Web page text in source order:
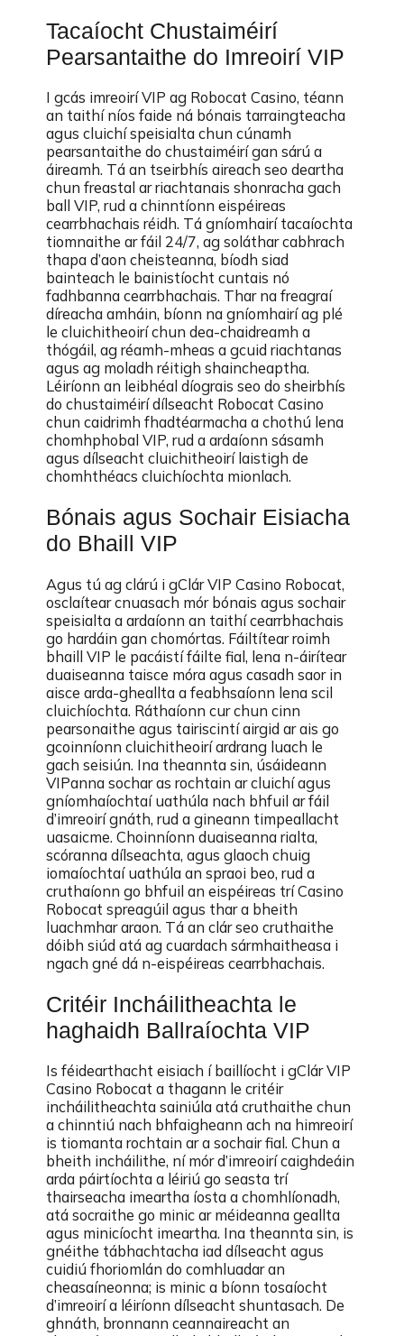
Tacaíocht Chustaiméirí
Pearsantaithe do Imreoirí VIP
I gcás imreoirí VIP ag Robocat Casino, téann
an taithí níos faide ná bónais tarraingteacha
agus cluichí speisialta chun cúnamh
pearsantaithe do chustaiméirí gan sárú a
áireamh. Tá an tseirbhís aireach seo deartha
chun freastal ar riachtanais shonracha gach
ball VIP, rud a chinntíonn eispéireas
cearrbhachais réidh. Tá gníomhairí tacaíochta
tiomnaithe ar fáil 24/7, ag soláthar cabhrach
thapa d’aon cheisteanna, bíodh siad
bainteach le bainistíocht cuntais nó
fadhbanna cearrbhachais. Thar na freagraí
díreacha amháin, bíonn na gníomhairí ag plé
le cluichitheoirí chun dea-chaidreamh a
thógáil, ag réamh-mheas a gcuid riachtanas
agus ag moladh réitigh shaincheaptha.
Léiríonn an leibhéal díograis seo do sheirbhís
do chustaiméirí dílseacht Robocat Casino
chun caidrimh fhadtéarmacha a chothú lena
chomhphobal VIP, rud a ardaíonn sásamh
agus dílseacht cluichitheoirí laistigh de
chomhthéacs cluichíochta mionlach.
Bónais agus Sochair Eisiacha
do Bhaill VIP
Agus tú ag clárú i gClár VIP Casino Robocat,
osclaítear cnuasach mór bónais agus sochair
speisialta a ardaíonn an taithí cearrbhachais
go hardáin gan chomórtas. Fáiltítear roimh
bhaill VIP le pacáistí fáilte fial, lena n-áirítear
duaiseanna taisce móra agus casadh saor in
aisce arda-gheallta a feabhsaíonn lena scil
cluichíochta. Ráthaíonn cur chun cinn
pearsonaithe agus tairiscintí airgid ar ais go
gcoinníonn cluichitheoirí ardrang luach le
gach seisiún. Ina theannta sin, úsáideann
VIPanna sochar as rochtain ar cluichí agus
gníomhaíochtaí uathúla nach bhfuil ar fáil
d’imreoirí gnáth, rud a gineann timpeallacht
uasaicme. Choinníonn duaiseanna rialta,
scóranna dílseachta, agus glaoch chuig
iomaíochtaí uathúla an spraoi beo, rud a
cruthaíonn go bhfuil an eispéireas trí Casino
Robocat spreagúil agus thar a bheith
luachmhar araon. Tá an clár seo cruthaithe
dóibh siúd atá ag cuardach sármhaitheasa i
ngach gné dá n-eispéireas cearrbhachais.
Critéir Incháilitheachta le
haghaidh Ballraíochta VIP
Is féidearthacht eisiach í baillíocht i gClár VIP
Casino Robocat a thagann le critéir
incháilitheachta sainiúla atá cruthaithe chun
a chinntiú nach bhfaigheann ach na himreoirí
is tiomanta rochtain ar a sochair fial. Chun a
bheith incháilithe, ní mór d’imreoirí caighdeáin
arda páirtíochta a léiriú go seasta trí
thairseacha imeartha íosta a chomhlíonadh,
atá socraithe go minic ar méideanna geallta
agus minicíocht imeartha. Ina theannta sin, is
gnéithe tábhachtacha iad dílseacht agus
cuidiú fhoriomlán do comhluadar an
cheasaíneonna; is minic a bíonn tosaíocht
d’imreoirí a léiríonn dílseacht shuntasach. De
ghnáth, bronnann ceannaireacht an